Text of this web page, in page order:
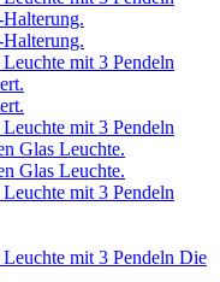
Glas Leuchte.